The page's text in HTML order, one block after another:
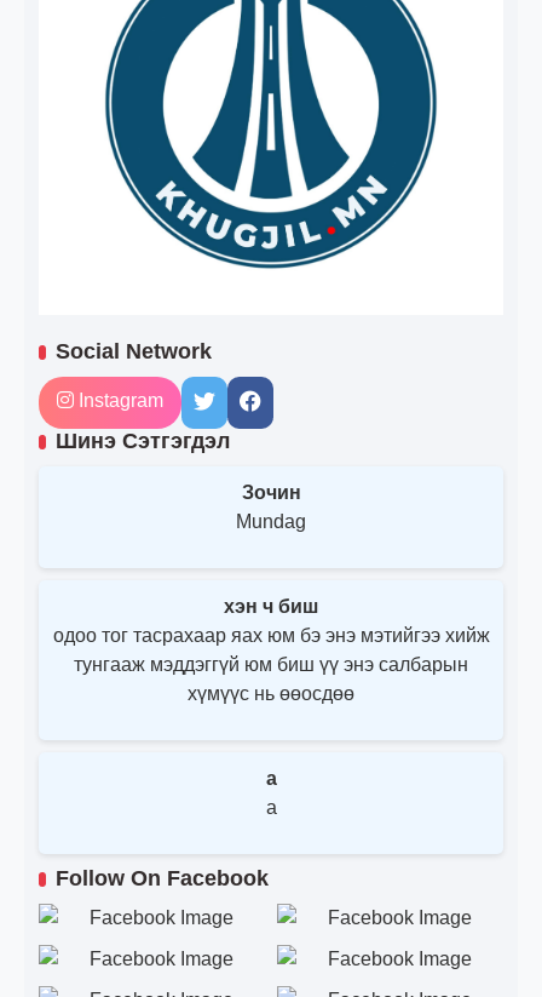
Social Network
Instagram
Шинэ Сэтгэгдэл
Зочин
Mundag
хэн ч биш
одоо тог тасрахаар яах юм бэ энэ мэтийгээ хийж
тунгааж мэддэггүй юм биш үү энэ салбарын
хүмүүс нь өөосдөө
a
a
Follow On Facebook